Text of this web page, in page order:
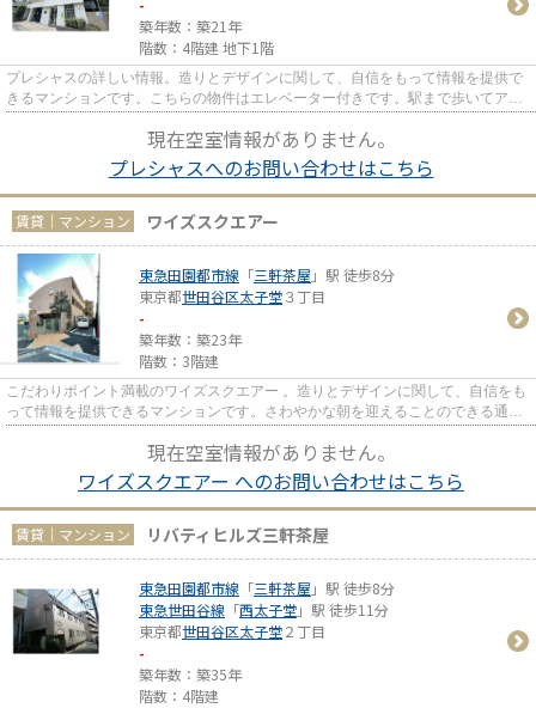
-
築年数：築21年
階数：4階建 地下1階
プレシャスの詳しい情報。造りとデザインに関して、自信をもって情報を提供で
きるマンションです。こちらの物件はエレベーター付きです。駅まで歩いてアク
現在空室情報がありません。
プレシャスへのお問い合わせはこちら
賃貸｜マンション ワイズスクエアー
東急田園都市線 「三軒茶屋 」駅 徒歩8分
東京都世田谷区太子堂３丁目
-
築年数：築23年
階数：3階建
こだわりポイント満載のワイズスクエアー 。造りとデザインに関して、自信をも
って情報を提供できるマンションです。さわやかな朝を迎えることのできる通風
現在空室情報がありません。
ワイズスクエアー へのお問い合わせはこちら
賃貸｜マンション リバティヒルズ三軒茶屋
東急田園都市線 「三軒茶屋 」駅 徒歩8分
東急世田谷線 「西太子堂」駅 徒歩11分
東京都世田谷区太子堂２丁目
-
築年数：築35年
階数：4階建